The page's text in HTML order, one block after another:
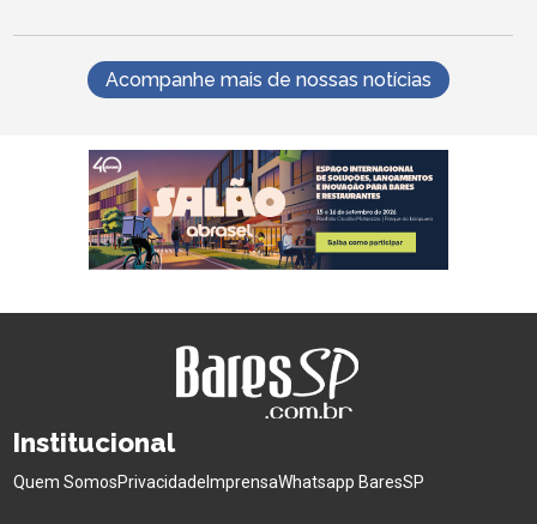
Acompanhe mais de nossas notícias
Institucional
Quem SomosPrivacidade ImprensaWhatsapp BaresSP